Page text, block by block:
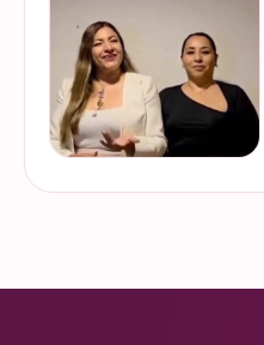
de tus finanzas en la serie
de "Mu…
VER EN
INSTAGRAM
de la Semana Nacional de